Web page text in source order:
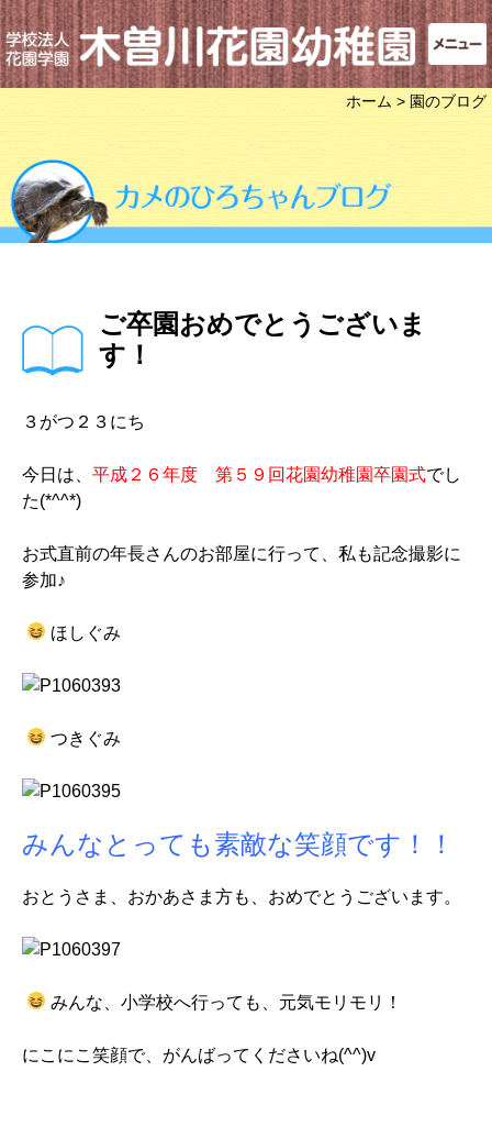
ホーム > 園のブログ
ご卒園おめでとうございま
す！
３がつ２３にち
今日は、 平成２６年度 第５９回花園幼稚園卒園式でし
た(*^^*)
お式直前の年長さんのお部屋に行って、私も記念撮影に
参加♪
ほしぐみ
つきぐみ
みんなとっても素敵な笑顔です！！
おとうさま、おかあさま方も、おめでとうございます。
みんな、小学校へ行っても、元気モリモリ！
にこにこ笑顔で、がんばってくださいね(^^)v